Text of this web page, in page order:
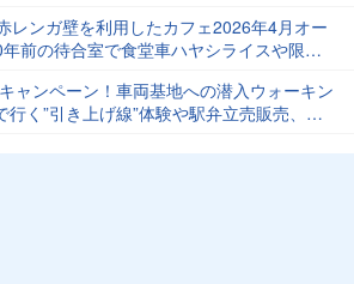
レンガ壁を利用したカフェ2026年4月オー
前の待合室で食堂車ハヤシライスや限定
ャンペーン！車両基地への潜入ウォーキン
く”引き上げ線”体験や駅弁立売販売、オ